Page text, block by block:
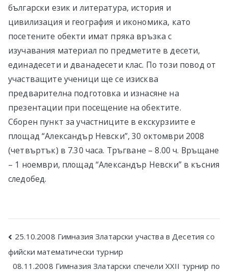
български език и литература, история и
цивилизация и география и икономика, като
посетените обекти имат пряка връзка с
изучавания материал по предметите в десети,
единадесети и дванадесети клас. По този повод от
участващите ученици ще се изисква
предварителна подготовка и изнасяне на
презентации при посещение на обектите.
Сборен пункт за участниците в екскурзиите е
площад “Александър Невски”, 30 октомври 2008
(четвъртък) в 7.30 часа. Тръгване – 8.00 ч. Връщане
– 1 ноември, площад “Александър Невски” в късния
следобед.
Post
navigation
25.10.2008 Гимназия Златарски участва в Десетия со
фийски математически турнир
08.11.2008 Гимназия Златарски спечели XXII турнир по